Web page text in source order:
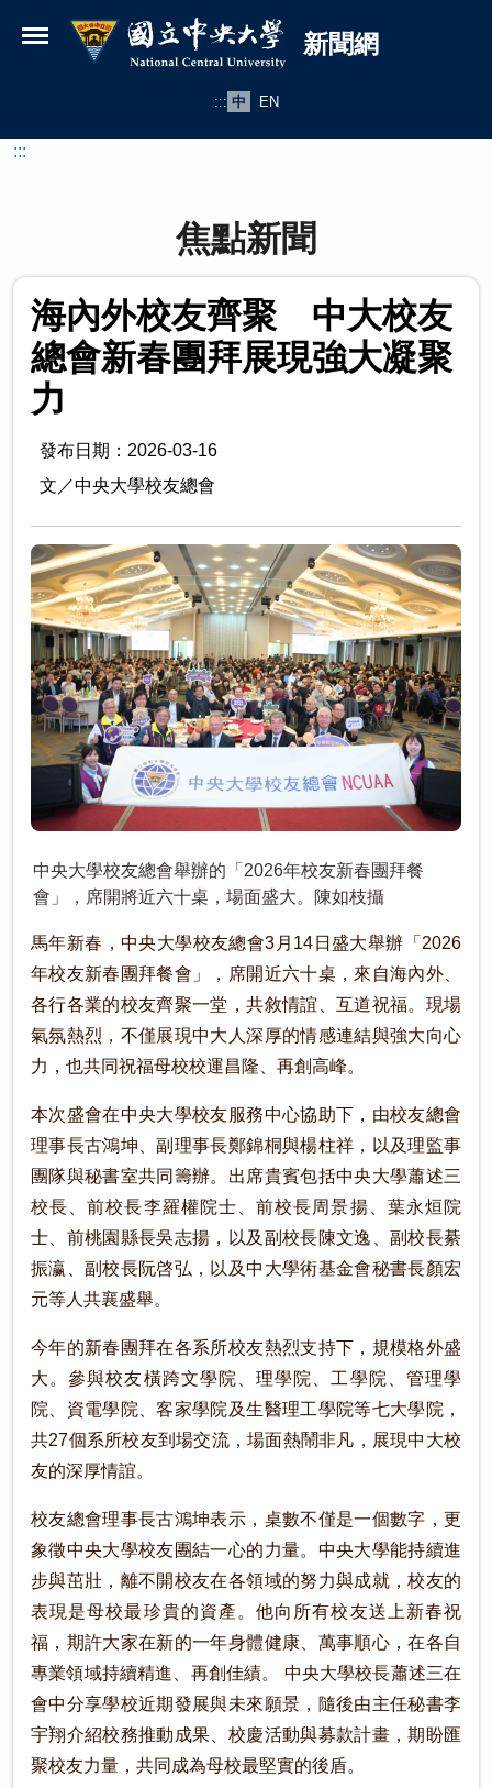
國立中央大學新聞網
新聞網
::: 中 EN
:::
焦點新聞
海內外校友齊聚 中大校友
總會新春團拜展現強大凝聚
力
發布日期：2026-03-16
文／中央大學校友總會
中央大學校友總會舉辦的「2026年校友新春團拜餐
會」，席開將近六十桌，場面盛大。陳如枝攝
馬年新春，中央大學校友總會3月14日盛大舉辦「2026
年校友新春團拜餐會」，席開近六十桌，來自海內外、
各行各業的校友齊聚一堂，共敘情誼、互道祝福。現場
氣氛熱烈，不僅展現中大人深厚的情感連結與強大向心
力，也共同祝福母校校運昌隆、再創高峰。
本次盛會在中央大學校友服務中心協助下，由校友總會
理事長古鴻坤、副理事長鄭錦桐與楊柱祥，以及理監事
團隊與秘書室共同籌辦。出席貴賓包括中央大學蕭述三
校長、前校長李羅權院士、前校長周景揚、葉永烜院
士、前桃園縣長吳志揚，以及副校長陳文逸、副校長綦
振瀛、副校長阮啓弘，以及中大學術基金會秘書長顏宏
元等人共襄盛舉。
今年的新春團拜在各系所校友熱烈支持下，規模格外盛
大。參與校友橫跨文學院、理學院、工學院、管理學
院、資電學院、客家學院及生醫理工學院等七大學院，
共27個系所校友到場交流，場面熱鬧非凡，展現中大校
友的深厚情誼。
校友總會理事長古鴻坤表示，桌數不僅是一個數字，更
象徵中央大學校友團結一心的力量。中央大學能持續進
步與茁壯，離不開校友在各領域的努力與成就，校友的
表現是母校最珍貴的資產。他向所有校友送上新春祝
福，期許大家在新的一年身體健康、萬事順心，在各自
專業領域持續精進、再創佳績。 中央大學校長蕭述三在
會中分享學校近期發展與未來願景，隨後由主任秘書李
宇翔介紹校務推動成果、校慶活動與募款計畫，期盼匯
聚校友力量，共同成為母校最堅實的後盾。